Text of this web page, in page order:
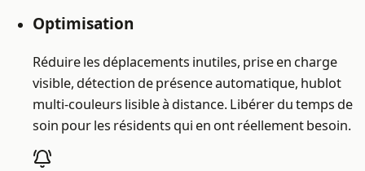
Optimisation
Réduire les déplacements inutiles, prise en charge
visible, détection de présence automatique, hublot
multi-couleurs lisible à distance. Libérer du temps de
soin pour les résidents qui en ont réellement besoin.